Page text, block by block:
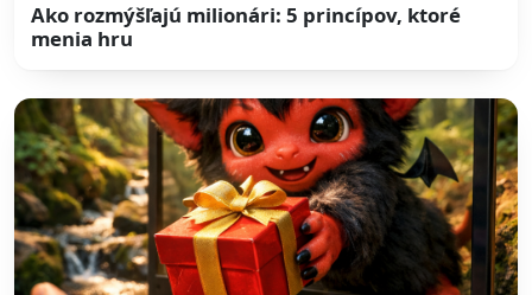
Ako rozmýšľajú milionári: 5 princípov, ktoré
menia hru